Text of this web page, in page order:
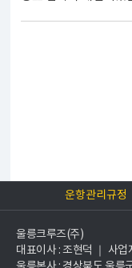
운항관리규정
울릉크루즈(주)
대표이사 : 조현덕 ｜ 사